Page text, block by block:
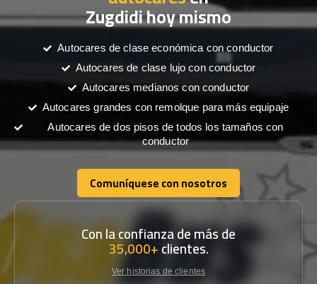
Zugdidi hoy mismo
Autocares de clase económica con conductor
Autocares de clase lujo con conductor
Autocares medianos con conductor
Autocares grandes con remolque para más equipaje
Autocares de dos pisos de todos los tamaños con
conductor
Comuníquese con nosotros
Comuníquese con nosotros
Con la confianza de más de
35,000+clientes.
Ver historias de clientes